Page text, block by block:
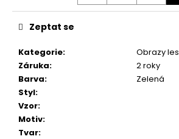
Kategorie:
Obrazy les
Záruka:
2 roky
Barva:
Zelená
Styl:
Vzor:
Motiv:
Tvar:
Zeptat se
OKNO
STROM
599
Kč